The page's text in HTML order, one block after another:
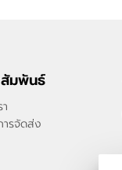
มพันธ์
ารจัดส่ง